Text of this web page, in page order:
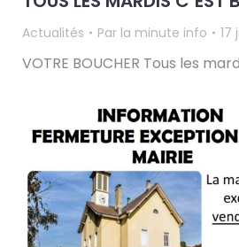
Actualités Par la minute info 17
VOTRE BOUCHER Tous les